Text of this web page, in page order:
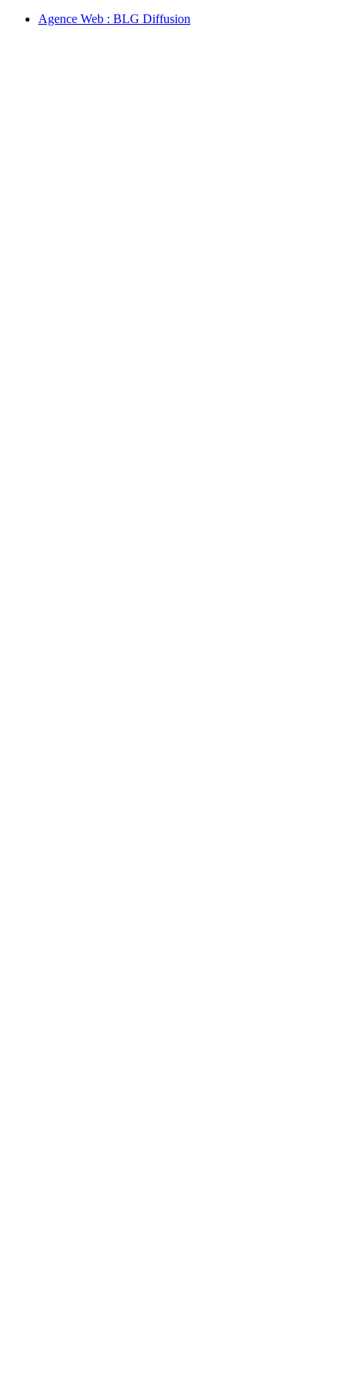
Agence Web : BLG Diffusion